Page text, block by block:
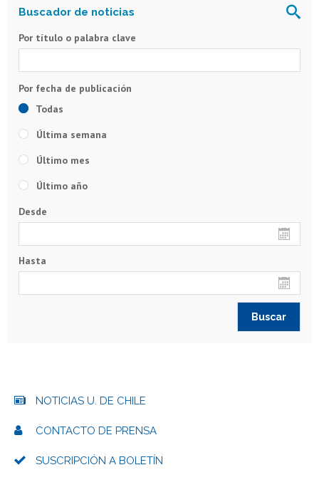
Por título o palabra clave
Todas
Última semana
Último mes
Último año
Desde
Hasta
NOTICIAS U. DE CHILE
CONTACTO DE PRENSA
SUSCRIPCIÓN A BOLETÍN